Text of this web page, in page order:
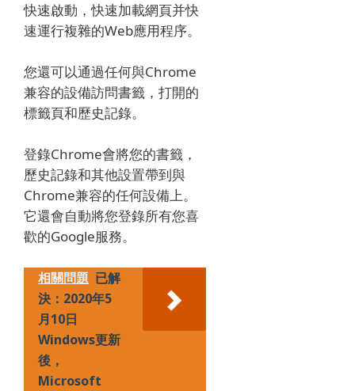
快速啟動，快速加載網頁并快
速運行複雜的Web應用程序。
您還可以通過任何與Chrome
兼容的設備訪問書籤，打開的
標籤頁和歷史記錄。
登錄Chrome會將您的書籤，
歷史記錄和其他設置帶到與
Chrome兼容的任何設備上。
它還會自動將您登錄所有您喜
歡的Google服務。
相關問題 已解
決：2020年5
月10日
Windows更新
後，
Microsoft